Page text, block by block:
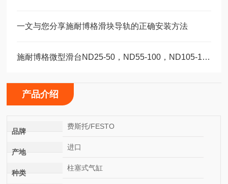
一文与您分享施耐博格滑块导轨的正确安装方法
施耐博格微型滑台ND25-50，ND55-100，ND105-155精密设备轴承
产品介绍
品牌
费斯托/FESTO
产地
进口
种类
柱塞式气缸